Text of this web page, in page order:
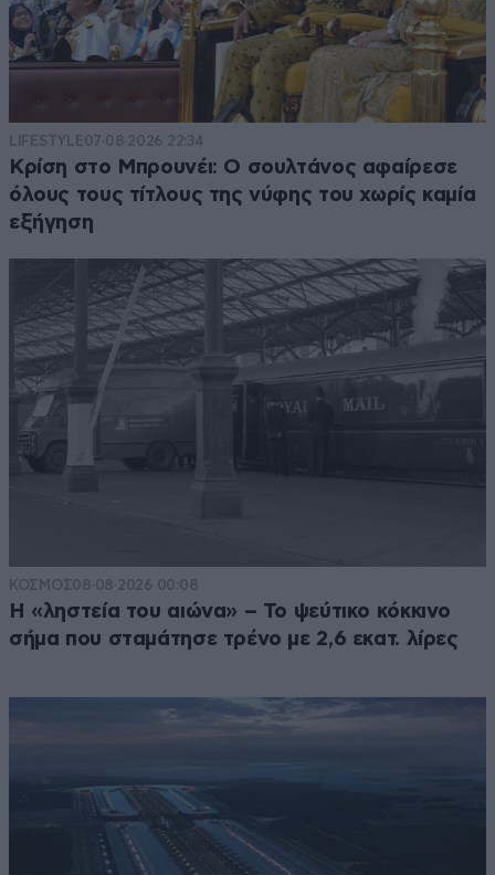
LIFESTYLE07·08·2026 22:34
Κρίση στο Μπρουνέι: Ο σουλτάνος αφαίρεσε
όλους τους τίτλους της νύφης του χωρίς καμία
εξήγηση
ΚΟΣΜΟΣ08·08·2026 00:08
Η «ληστεία του αιώνα» – Το ψεύτικο κόκκινο
σήμα που σταμάτησε τρένο με 2,6 εκατ. λίρες